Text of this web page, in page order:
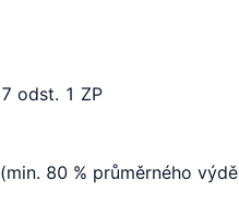
odst. 1 ZP
80 % průměrného